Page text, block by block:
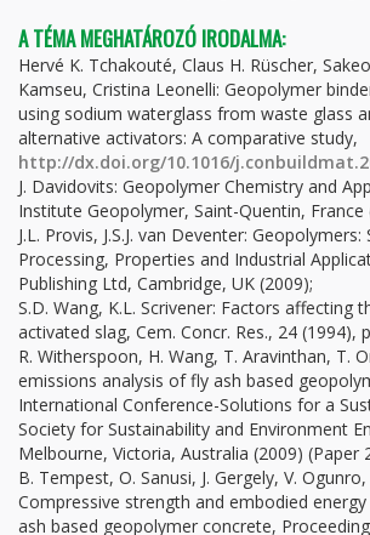
A TÉMA MEGHATÁROZÓ IRODALMA:
Hervé K. Tchakouté, Claus H. Rüscher,
Kamseu, Cristina Leonelli: Geopolymer
using sodium waterglass from waste glass
alternative activators: A comparative study,
http://dx.doi.org/10.1016/
J. Davidovits: Geopolymer Chemistry and
Institute Geopolymer, Saint-Quentin, France
J.L. Provis, J.S.J. van Deventer:
Processing, Properties and Industrial
Publishing Ltd, Cambridge, UK (2009);
S.D. Wang, K.L. Scrivener: Factors affecting
activated slag, Cem. Concr. Res., 24 (1994),
R. Witherspoon, H. Wang, T. Aravinthan, T.
emissions analysis of fly ash based
International Conference-Solutions for a
Society for Sustainability and Environment
Melbourne, Victoria, Australia (2009) (Paper
B. Tempest, O. Sanusi, J. Gergely, V.
Compressive strength and embodied
ash based geopolymer concrete,